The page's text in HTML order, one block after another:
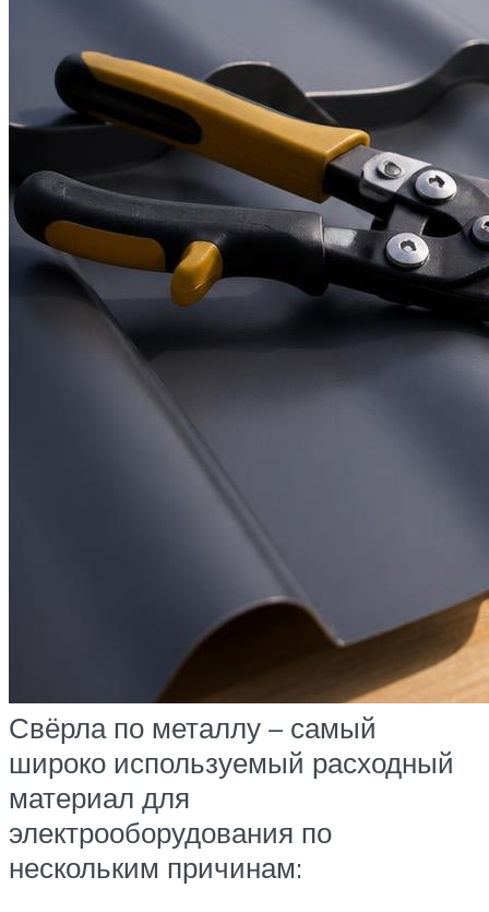
Свёрла по металлу – самый
широко используемый расходный
материал для
электрооборудования по
нескольким причинам: